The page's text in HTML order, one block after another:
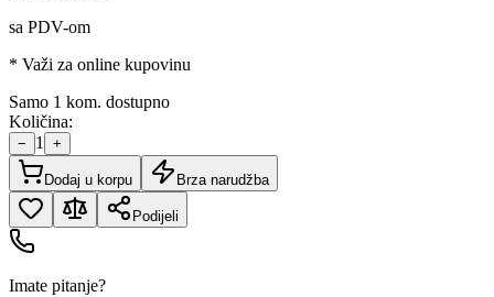
sa PDV-om
* Važi za online kupovinu
Samo 1 kom. dostupno
Količina:
− 1 +
Dodaj u korpu Brza narudžba
Podijeli
Imate pitanje?